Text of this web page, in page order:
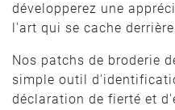
développerez une
l'art qui se cache
Nos patchs de broderie
simple outil
déclaration de fierté et